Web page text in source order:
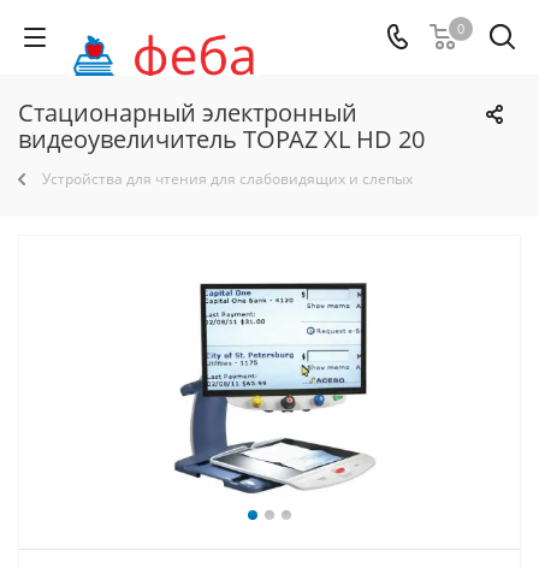
0
Стационарный электронный
видеоувеличитель TOPAZ XL HD 20
Устройства для чтения для слабовидящих и слепых